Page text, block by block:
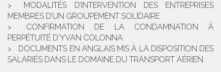
MODALITÉS D’INTERVENTION DES ENTREPRISES
MEMBRES D’UN GROUPEMENT SOLIDAIRE
CONFIRMATION DE LA CONDAMNATION À
PERPÉTUITÉ D'YVAN COLONNA
DOCUMENTS EN ANGLAIS MIS À LA DISPOSITION DES
SALARIÉS DANS LE DOMAINE DU TRANSPORT AÉRIEN